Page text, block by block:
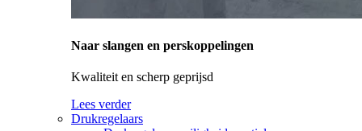
Naar slangen en perskoppelingen
Kwaliteit en scherp geprijsd
Lees verder
Drukregelaars